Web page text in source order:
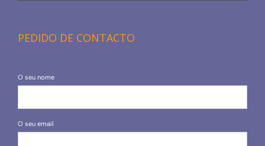
PEDIDO DE CONTACTO
O seu nome
O seu email